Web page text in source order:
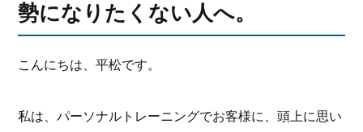
勢になりたくない人へ。
こんにちは、平松です。
私は、パーソナルトレーニングでお客様に、頭上に思い